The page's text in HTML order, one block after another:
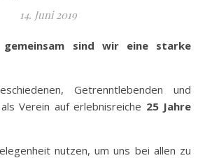
14. Juni 2019
Getrenntlebenden und
Verein auf erlebnisreiche 25 Jahre
nutzen, um uns bei allen zu